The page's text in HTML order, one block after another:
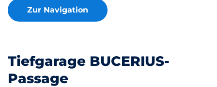
Zur Navigation
Tiefgarage BUCERIUS-
Passage